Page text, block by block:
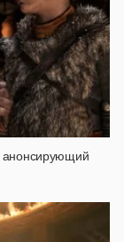
анонсирующий